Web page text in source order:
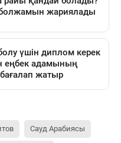
Сауд Арабиясы